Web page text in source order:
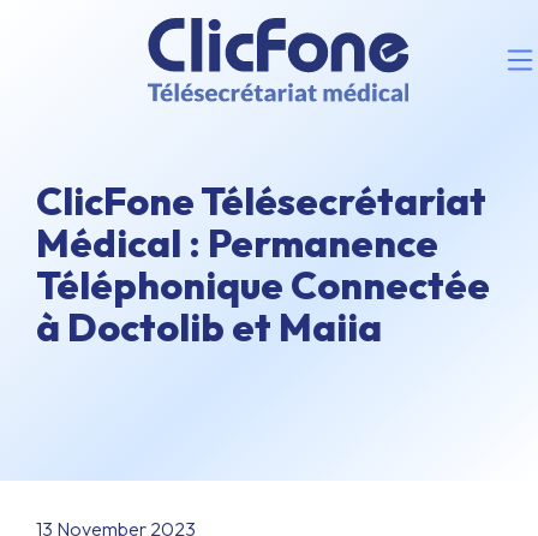
ClicFone Télésecrétariat
Médical : Permanence
Téléphonique Connectée
à Doctolib et Maiia
13 November 2023